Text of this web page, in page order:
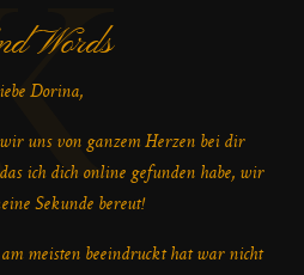
Words
Dorina,
uns von ganzem Herzen bei dir
ich dich online gefunden habe, wir
Sekunde bereut!
meisten beeindruckt hat war nicht